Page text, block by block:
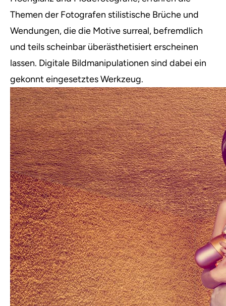
Themen der Fotografen stilistische Brüche und
Wendungen, die die Motive surreal, befremdlich
und teils scheinbar überästhetisiert erscheinen
lassen. Digitale Bildmanipulationen sind dabei ein
gekonnt eingesetztes Werkzeug.